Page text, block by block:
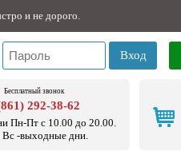
и не дорого.
Вход
Бесплатный звонок
292-38-62
Пн-Пт с 10.00 до 20.00.
-выходные дни.